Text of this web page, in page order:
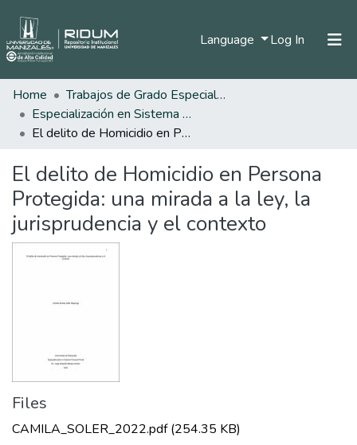
Language Log In (current)
Statistics
Home
Trabajos de Grado Especializaciones
Especialización en Sistema Procesal Penal
El delito de Homicidio en Persona Protegida: una mirada a la ley, la jurisprudencia y el contexto
El delito de Homicidio en Persona
Protegida: una mirada a la ley, la
jurisprudencia y el contexto
Files
CAMILA_SOLER_2022.pdf(254.35 KB)